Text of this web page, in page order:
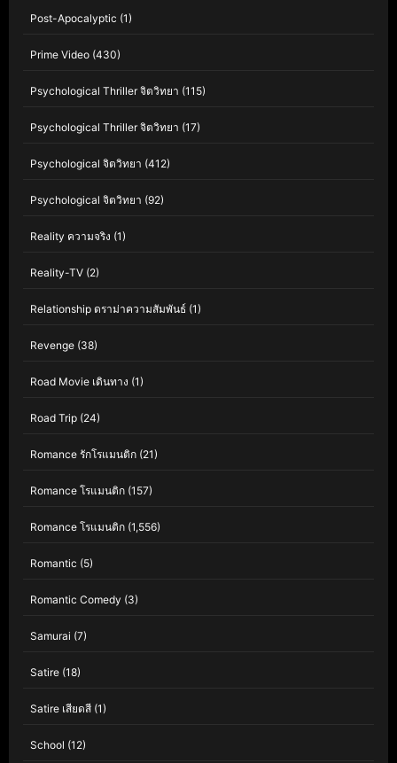
Post-Apocalyptic (1)
Prime Video (430)
Psychological Thriller จิตวิทยา (115)
Psychological Thriller จิตวิทยา (17)
Psychological จิตวิทยา (412)
Psychological จิตวิทยา (92)
Reality ความจริง (1)
Reality-TV (2)
Relationship ดราม่าความสัมพันธ์ (1)
Revenge (38)
Road Movie เดินทาง (1)
Road Trip (24)
Romance รักโรแมนติก (21)
Romance โรแมนติก (157)
Romance โรแมนติก (1,556)
Romantic (5)
Romantic Comedy (3)
Samurai (7)
Satire (18)
Satire เสียดสี (1)
School (12)